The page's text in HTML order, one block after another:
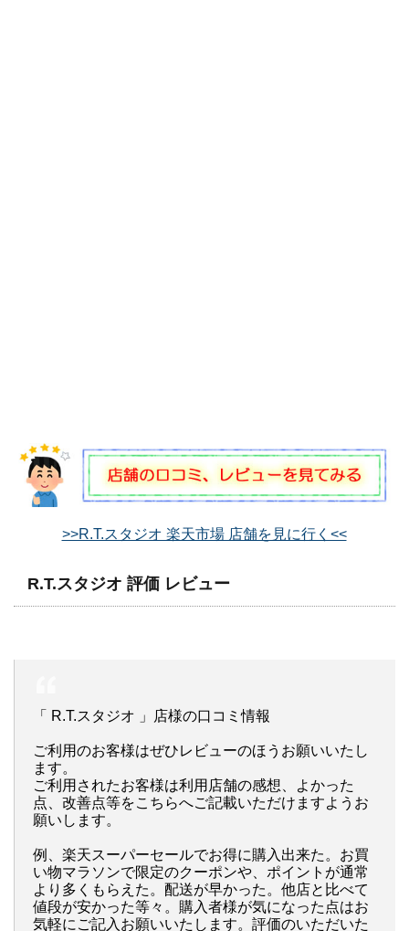
>>R.T.スタジオ 楽天市場 店舗を見に行く<<
R.T.スタジオ 評価 レビュー
「 R.T.スタジオ 」店様の口コミ情報
ご利用のお客様はぜひレビューのほうお願いいたし
ます。
ご利用されたお客様は利用店舗の感想、よかった
点、改善点等をこちらへご記載いただけますようお
願いします。
例、楽天スーパーセールでお得に購入出来た。お買
い物マラソンで限定のクーポンや、ポイントが通常
より多くもらえた。配送が早かった。他店と比べて
値段が安かった等々。購入者様が気になった点はお
気軽にご記入お願いいたします。評価のいただいた